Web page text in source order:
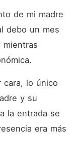
de mi madre
debo un mes
mientras
cara, lo único
y su
la entrada se
era más